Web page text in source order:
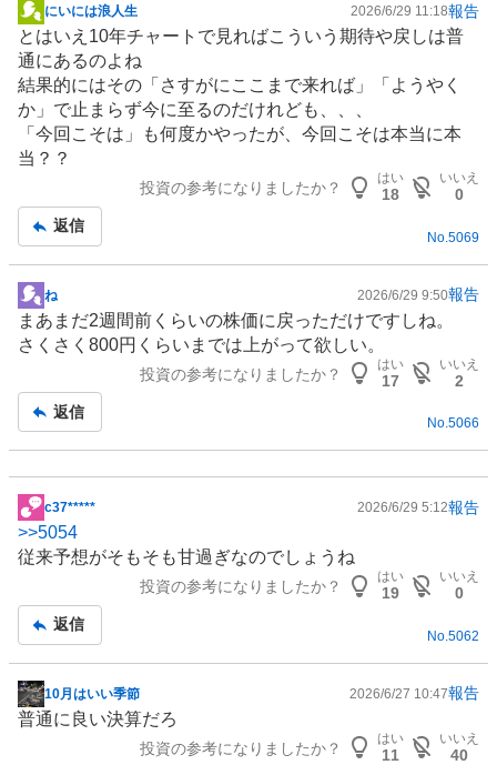
掲
示
板
記
事
にいには浪人生 2026/6/29 11:18報告
とはいえ10年チャートで見ればこういう期待や戻しは普
通にあるのよね
結果的にはその「さすがにここまで来れば」「ようやく
か」で止まらず今に至るのだけれども、、、
「今回こそは」も何度かやったが、今回こそは本当に本
当？？
投資の参考になりましたか？
はい
18
いいえ
0
返信
No. 5069
掲
示
板
ね 2026/6/29 9:50報告
まあまだ2週間前くらいの株価に戻っただけですしね。
さくさく800円くらいまでは上がって欲しい。
投資の参考になりましたか？
はい
17
いいえ
2
返信
No.5066
掲
示
板
c37***** 2026/6/29 5:12報告
>>5054
従来予想がそもそも甘過ぎなのでしょうね
投資の参考になりましたか？
はい
19
いいえ
0
返信
No. 5062
掲
示
10月はいい季節 2026/6/27 10:47報告
普通に良い決算だろ
投資の参考になりましたか？
はい
11
いいえ
40